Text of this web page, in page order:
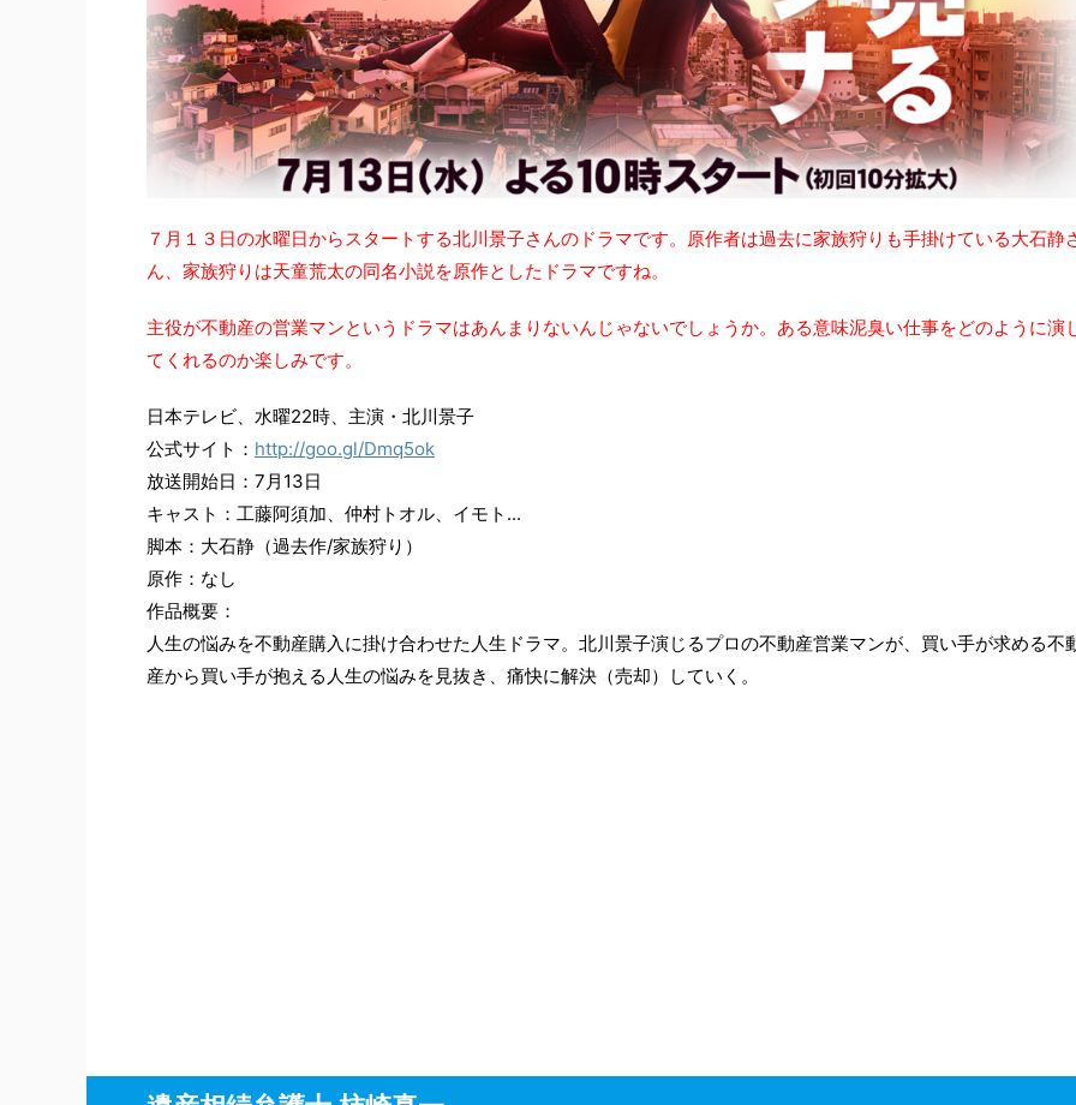
７月１３日の水曜日からスタートする北川景子さんのドラマです。原作者は過去に家族狩りも手掛けている大石静
ん、家族狩りは天童荒太の同名小説を原作としたドラマですね。
主役が不動産の営業マンというドラマはあんまりないんじゃないでしょうか。ある意味泥臭い仕事をどのように演
てくれるのか楽しみです。
日本テレビ、水曜22時、主演・北川景子
公式サイト： http://goo.gl/Dmq5ok
放送開始日：7月13日
キャスト：工藤阿須加、仲村トオル、イモト...
脚本：大石静（過去作/家族狩り）
原作：なし
作品概要：
人生の悩みを不動産購入に掛け合わせた人生ドラマ。北川景子演じるプロの不動産営業マンが、買い手が求める不
産から買い手が抱える人生の悩みを見抜き、痛快に解決（売却）していく。